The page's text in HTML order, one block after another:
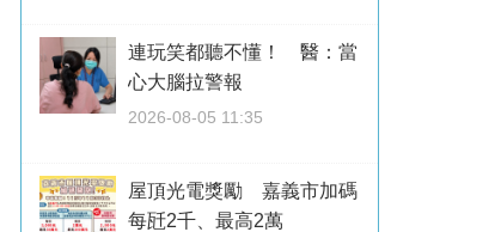
連玩笑都聽不懂！ 醫：當
心大腦拉警報
2026-08-05 11:35
屋頂光電獎勵 嘉義市加碼
每瓩2千、最高2萬